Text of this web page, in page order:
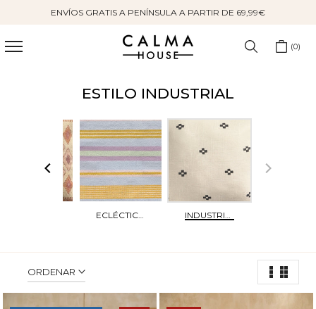
contenido
ENVÍOS GRATIS A PENÍNSULA A PARTIR DE 69,99€
0
ESTILO INDUSTRIAL
ECLÉCTICO INDUSTRIAL
ORDENAR